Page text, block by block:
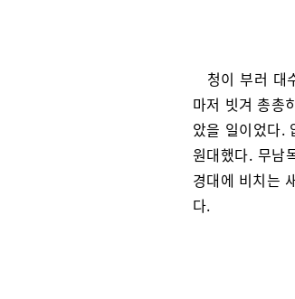
청이 부러 대
마저 빗겨 총총
았을 일이었다.
원대했다. 무남
경대에 비치는
다.